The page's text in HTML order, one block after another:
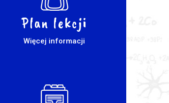
Plan lekcji
Więcej informacji